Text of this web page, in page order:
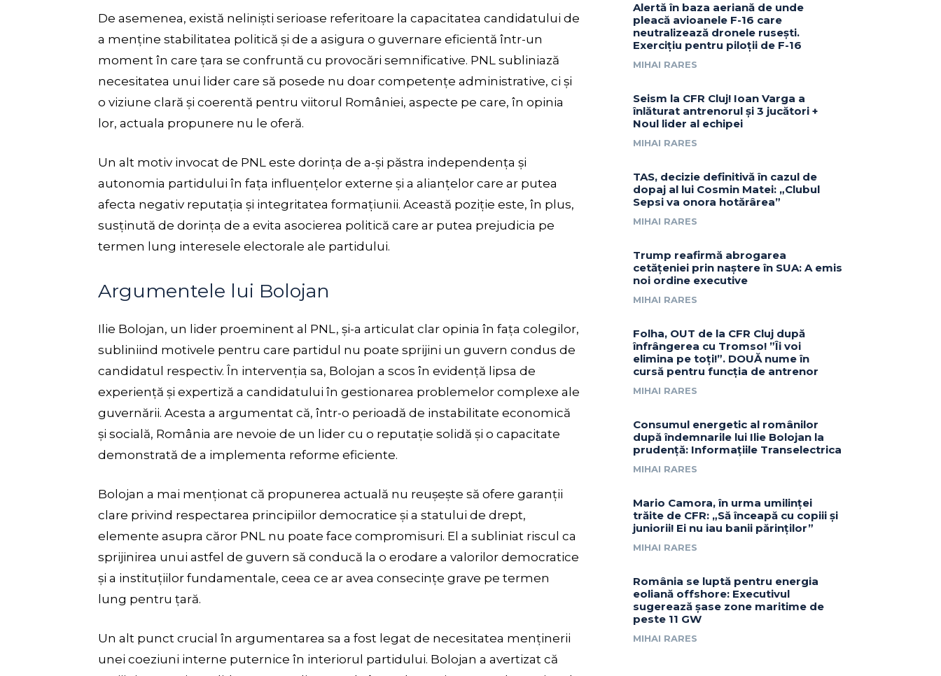
De asemenea, există neliniști serioase referitoare la capacitatea candidatului de
a menține stabilitatea politică și de a asigura o guvernare eficientă într-un
moment în care țara se confruntă cu provocări semnificative. PNL subliniază
necesitatea unui lider care să posede nu doar competențe administrative, ci și
o viziune clară și coerentă pentru viitorul României, aspecte pe care, în opinia
lor, actuala propunere nu le oferă.
Un alt motiv invocat de PNL este dorința de a-și păstra independența și
autonomia partidului în fața influențelor externe și a alianțelor care ar putea
afecta negativ reputația și integritatea formațiunii. Această poziție este, în plus,
susținută de dorința de a evita asocierea politică care ar putea prejudicia pe
termen lung interesele electorale ale partidului.
Argumentele lui Bolojan
Ilie Bolojan, un lider proeminent al PNL, și-a articulat clar opinia în fața colegilor,
subliniind motivele pentru care partidul nu poate sprijini un guvern condus de
candidatul respectiv. În intervenția sa, Bolojan a scos în evidență lipsa de
experiență și expertiză a candidatului în gestionarea problemelor complexe ale
guvernării. Acesta a argumentat că, într-o perioadă de instabilitate economică
și socială, România are nevoie de un lider cu o reputație solidă și o capacitate
demonstrată de a implementa reforme eficiente.
Bolojan a mai menționat că propunerea actuală nu reușește să ofere garanții
clare privind respectarea principiilor democratice și a statului de drept,
elemente asupra căror PNL nu poate face compromisuri. El a subliniat riscul ca
sprijinirea unui astfel de guvern să conducă la o erodare a valorilor democratice
și a instituțiilor fundamentale, ceea ce ar avea consecințe grave pe termen
lung pentru țară.
Un alt punct crucial în argumentarea sa a fost legat de necesitatea menținerii
unei coeziuni interne puternice în interiorul partidului. Bolojan a avertizat că
Alertă în baza aeriană de unde
pleacă avioanele F-16 care
neutralizează dronele rusești.
Exercițiu pentru piloții de F-16
MIHAI RARES
Seism la CFR Cluj! Ioan Varga a
înlăturat antrenorul și 3 jucători +
Noul lider al echipei
MIHAI RARES
TAS, decizie definitivă în cazul de
dopaj al lui Cosmin Matei: „Clubul
Sepsi va onora hotărârea”
MIHAI RARES
Trump reafirmă abrogarea
cetățeniei prin naștere în SUA: A emis
noi ordine executive
MIHAI RARES
Folha, OUT de la CFR Cluj după
înfrângerea cu Tromso! ”Îi voi
elimina pe toți!”. DOUĂ nume în
cursă pentru funcția de antrenor
MIHAI RARES
Consumul energetic al românilor
după îndemnarile lui Ilie Bolojan la
prudență: Informațiile Transelectrica
MIHAI RARES
Mario Camora, în urma umilinței
trăite de CFR: „Să înceapă cu copiii și
juniorii! Ei nu iau banii părinților”
MIHAI RARES
România se luptă pentru energia
eoliană offshore: Executivul
sugerează șase zone maritime de
peste 11 GW
MIHAI RARES